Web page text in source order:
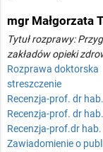
mgr Małgorzata
Tytuł rozprawy:
zakładów opieki
Rozprawa doktorska
streszczenie
Recenzja-prof. dr
Recenzja-prof. dr
Recenzja-prof.dr
Zawiadomienie o